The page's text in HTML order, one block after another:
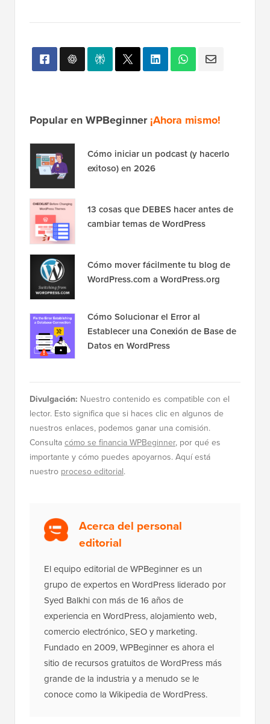
Popular en WPBeginner¡Ahora mismo!
Cómo iniciar un podcast (y hacerlo
exitoso) en 2026
13 cosas que DEBES hacer antes de
cambiar temas de WordPress
Cómo mover fácilmente tu blog de
WordPress.com a WordPress.org
Cómo Solucionar el Error al
Establecer una Conexión de Base de
Datos en WordPress
Divulgación: Nuestro contenido es compatible con el
lector. Esto significa que si haces clic en algunos de
nuestros enlaces, podemos ganar una comisión.
Consultacómo se financia WPBeginner, por qué es
importante y cómo puedes apoyarnos. Aquí está
nuestro proceso editorial.
Acerca del personal
editorial
El equipo editorial de WPBeginner es un
grupo de expertos en WordPress liderado por
Syed Balkhi con más de 16 años de
experiencia en WordPress, alojamiento web,
comercio electrónico, SEO y marketing.
Fundado en 2009, WPBeginner es ahora el
sitio de recursos gratuitos de WordPress más
grande de la industria y a menudo se le
conoce como la Wikipedia de WordPress.